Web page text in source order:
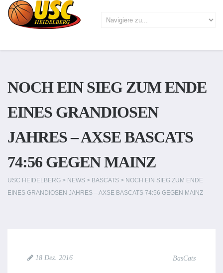
NOCH EIN SIEG ZUM ENDE
EINES GRANDIOSEN
JAHRES – AXSE BASCATS
74:56 GEGEN MAINZ
USC HEIDELBERG > NEWS > BASCATS > NOCH EIN SIEG ZUM ENDE
EINES GRANDIOSEN JAHRES – AXSE BASCATS 74:56 GEGEN MAINZ
18 Dez. 2016 BasCats